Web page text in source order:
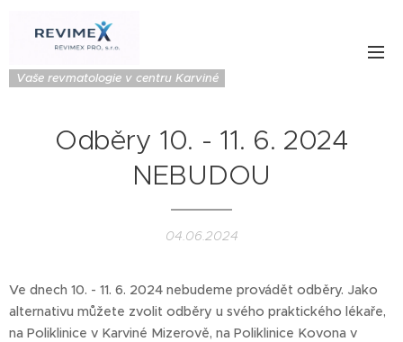
Vaše revmatologie v centru Karviné
Odběry 10. - 11. 6. 2024
NEBUDOU
04.06.2024
Ve dnech 10. - 11. 6. 2024 nebudeme provádět odběry. Jako
alternativu můžete zvolit odběry u svého praktického lékaře,
na Poliklinice v Karviné Mizerově, na Poliklinice Kovona v